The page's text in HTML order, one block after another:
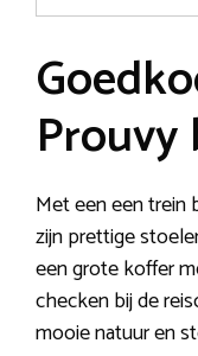
Prouvy
Met een een trein
zijn prettige
een grote koffer
checken bij de
mooie natuur en